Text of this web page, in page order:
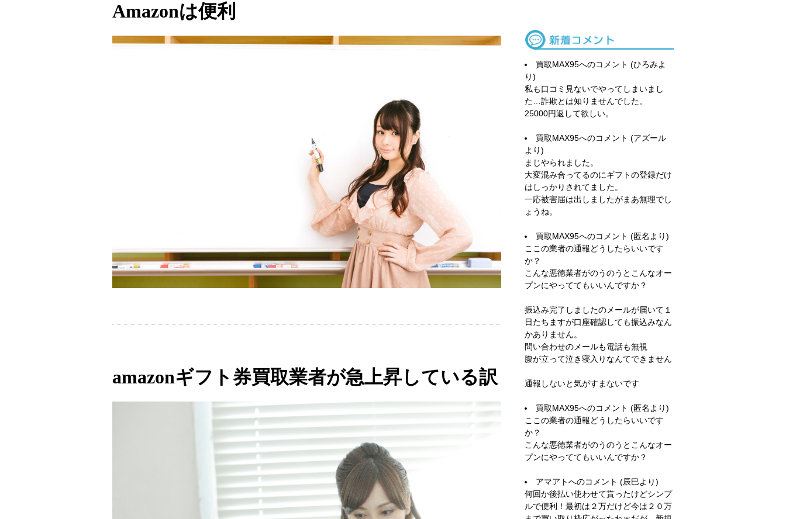
Amazonは便利
amazonギフト券買取業者が急上昇している訳
買取MAX95へのコメント (ひろみよ
り)
私も口コミ見ないでやってしまいまし
た…詐欺とは知りませんでした。
25000円返して欲しい。
買取MAX95へのコメント (アズール
より)
まじやられました。
大変混み合ってるのにギフトの登録だけ
はしっかりされてました。
一応被害届は出しましたがまあ無理でし
ょうね。
買取MAX95へのコメント (匿名より)
ここの業者の通報どうしたらいいです
か？
こんな悪徳業者がのうのうとこんなオー
プンにやっててもいいんですか？
振込み完了しましたのメールが届いて１
日たちますが口座確認しても振込みなん
かありません。
問い合わせのメールも電話も無視
腹が立って泣き寝入りなんてできません
通報しないと気がすまないです
買取MAX95へのコメント (匿名より)
ここの業者の通報どうしたらいいです
か？
こんな悪徳業者がのうのうとこんなオー
プンにやっててもいいんですか？
アマアトへのコメント (辰巳より)
何回か後払い使わせて貰ったけどシンプ
ルで便利！最初は２万だけど今は２０万